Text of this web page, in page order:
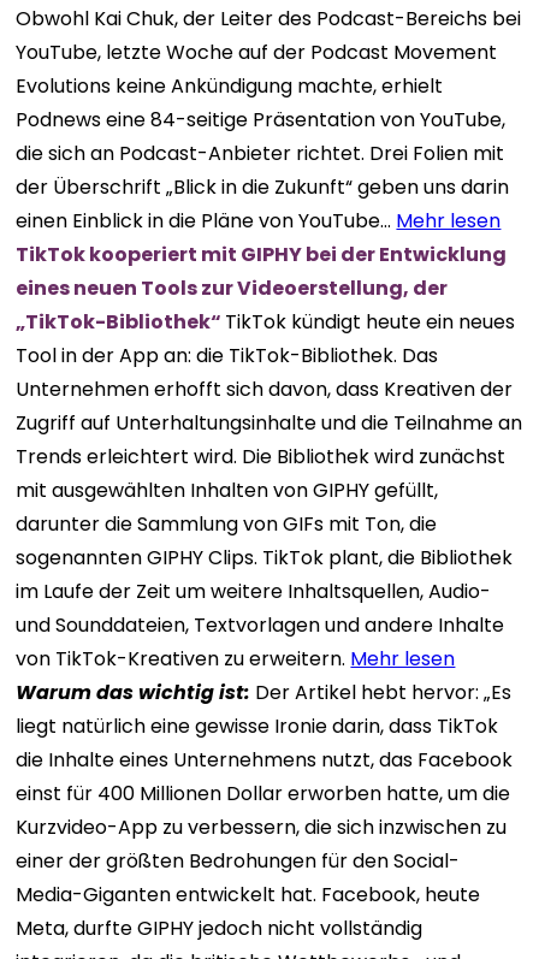
Obwohl Kai Chuk, der Leiter des Podcast-Bereichs bei
YouTube, letzte Woche auf der Podcast Movement
Evolutions keine Ankündigung machte, erhielt
Podnews eine 84-seitige Präsentation von YouTube,
die sich an Podcast-Anbieter richtet. Drei Folien mit
der Überschrift „Blick in die Zukunft“ geben uns darin
einen Einblick in die Pläne von YouTube… Mehr lesen
TikTok kooperiert mit GIPHY bei der Entwicklung
eines neuen Tools zur Videoerstellung, der
„TikTok-Bibliothek“ TikTok kündigt heute ein neues
Tool in der App an: die TikTok-Bibliothek. Das
Unternehmen erhofft sich davon, dass Kreativen der
Zugriff auf Unterhaltungsinhalte und die Teilnahme an
Trends erleichtert wird. Die Bibliothek wird zunächst
mit ausgewählten Inhalten von GIPHY gefüllt,
darunter die Sammlung von GIFs mit Ton, die
sogenannten GIPHY Clips. TikTok plant, die Bibliothek
im Laufe der Zeit um weitere Inhaltsquellen, Audio-
und Sounddateien, Textvorlagen und andere Inhalte
von TikTok-Kreativen zu erweitern. Mehr lesen
Warum das wichtig ist: Der Artikel hebt hervor: „Es
liegt natürlich eine gewisse Ironie darin, dass TikTok
die Inhalte eines Unternehmens nutzt, das Facebook
einst für 400 Millionen Dollar erworben hatte, um die
Kurzvideo-App zu verbessern, die sich inzwischen zu
einer der größten Bedrohungen für den Social-
Media-Giganten entwickelt hat. Facebook, heute
Meta, durfte GIPHY jedoch nicht vollständig